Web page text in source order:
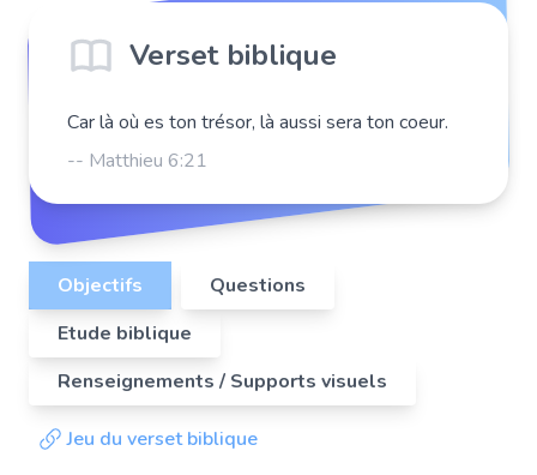
Verset biblique
Car là où es ton trésor, là aussi sera ton coeur.
-- Matthieu 6:21
Objectifs
Questions
Etude biblique
Renseignements / Supports visuels
Jeu du verset biblique